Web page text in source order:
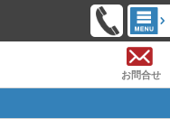
お問合せ